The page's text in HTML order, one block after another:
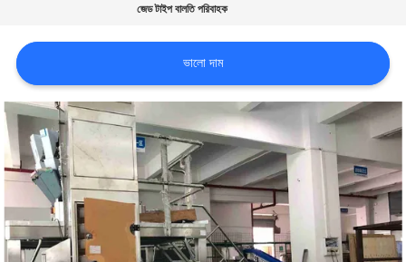
মামলা
একটি
উদ্ধৃতি
অনুরোধ
করুন
জেড টাইপ বালতি পরিবাহক
ভালো দাম